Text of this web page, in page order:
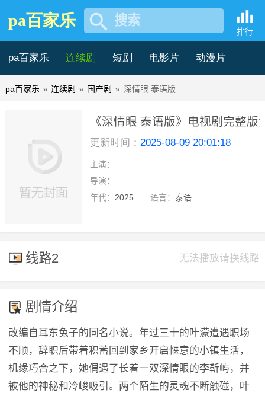
pa百家乐 搜索
排行
pa百家乐 连续剧 短剧 电影片 动漫片
记录片 综艺片
pa百家乐 » 连续剧 » 国产剧 » 深情眼 泰语版
《深情眼 泰语版》电视剧完整版
家乐
更新时间： 2025-08-09 20:01:18
主演：
导演：
年代： 2025 语言： 泰语
线路2 无法播放请换线路
剧情介绍
改编自耳东兔子的同名小说。年过三十的叶濛遭遇职场
不顺，辞职后带着积蓄回到家乡开启惬意的小镇生活，
机缘巧合之下，她偶遇了长着一双深情眼的李靳屿，并
被他的神秘和冷峻吸引。两个陌生的灵魂不断触碰，叶